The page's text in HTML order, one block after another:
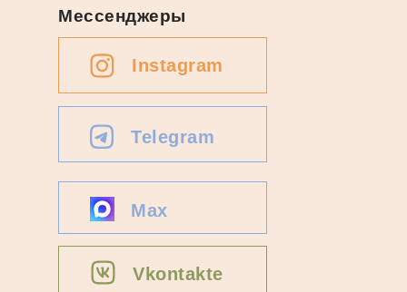
Instagram
Telegram
Max
Vkontakte
Мессенджеры